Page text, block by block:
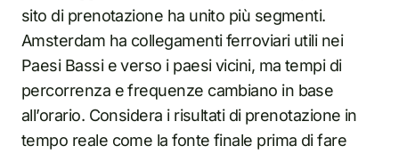
sito di prenotazione ha unito più segmenti.
Amsterdam ha collegamenti ferroviari utili nei
Paesi Bassi e verso i paesi vicini, ma tempi di
percorrenza e frequenze cambiano in base
all’orario. Considera i risultati di prenotazione in
tempo reale come la fonte finale prima di fare